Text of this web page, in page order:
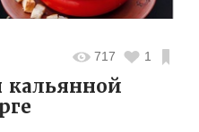
717 1
кальянной